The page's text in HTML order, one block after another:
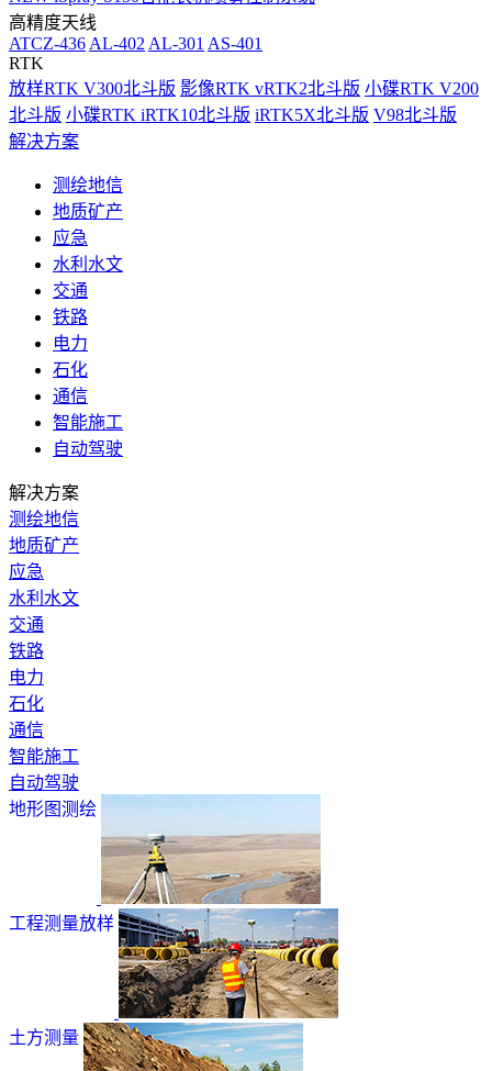
高精度天线
ATCZ-436 AL-402 AL-301 AS-401
RTK
放样RTK V300北斗版 影像RTK vRTK2北斗版 小碟RTK V200
北斗版 小碟RTK iRTK10北斗版 iRTK5X北斗版 V98北斗版
解决方案
测绘地信
地质矿产
应急
水利水文
交通
铁路
电力
石化
通信
智能施工
自动驾驶
解决方案
测绘地信
地质矿产
应急
水利水文
交通
铁路
电力
石化
通信
智能施工
自动驾驶
地形图测绘
工程测量放样
土方测量